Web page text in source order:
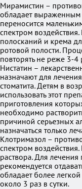
Мирамистин –
обладает выраженным
переносится
спектром
полосканий и крема
ротовой полости.
повторять не реже 3-4
Нистатин –
назначают для
стоматита. Детям в
использовать этот
приготовления
необходимо
причиной серьезных
назначаться только
Клотримазол –
спектром
раствора. Для
рекомендуется
обладает более
около 3 раз в сутки.